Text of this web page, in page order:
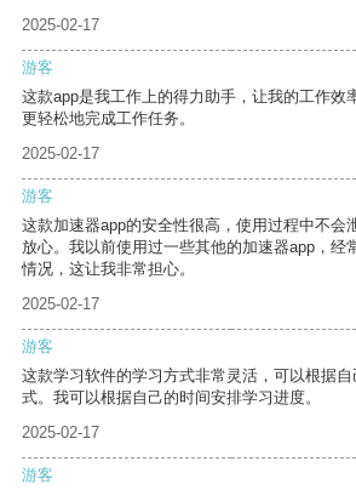
2025-02-17
游客
这款app是我工作上的得力助手，让我的工作效
更轻松地完成工作任务。
2025-02-17
游客
这款加速器app的安全性很高，使用过程中不会
放心。我以前使用过一些其他的加速器app，经
情况，这让我非常担心。
2025-02-17
游客
这款学习软件的学习方式非常灵活，可以根据
式。我可以根据自己的时间安排学习进度。
2025-02-17
游客